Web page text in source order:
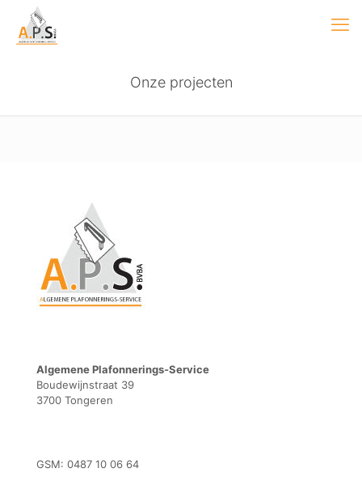
Onze projecten
Algemene Plafonnerings-Service
Boudewijnstraat 39
3700 Tongeren
GSM: 0487 10 06 64